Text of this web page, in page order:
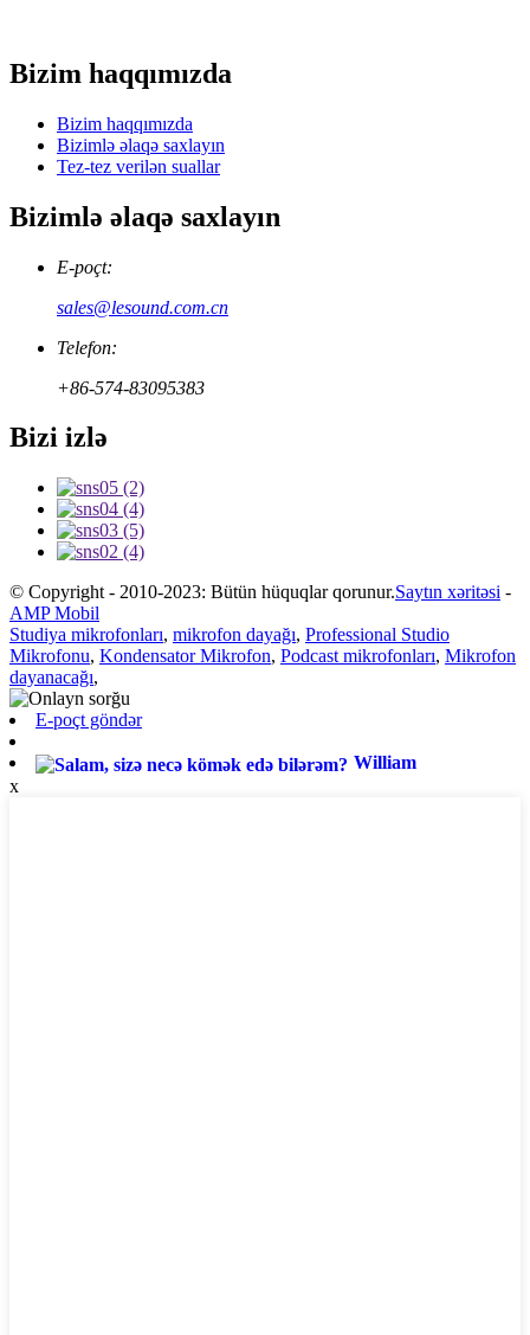
Bizim haqqımızda
Bizim haqqımızda
Bizimlə əlaqə saxlayın
Tez-tez verilən suallar
Bizimlə əlaqə saxlayın
E-poçt:
sales@lesound.com.cn
Telefon:
+86-574-83095383
Bizi izlə
© Copyright - 2010-2023: Bütün hüquqlar qorunur.Saytın xəritəsi -
AMP Mobil
Studiya mikrofonları, mikrofon dayağı, Professional Studio
Mikrofonu, Kondensator Mikrofon, Podcast mikrofonları, Mikrofon
dayanacağı,
E-poçt göndər
William
x